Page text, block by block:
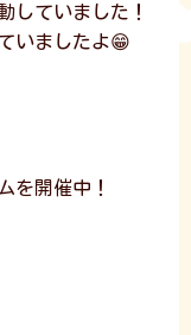
していました！
いましたよ😁
を開催中！